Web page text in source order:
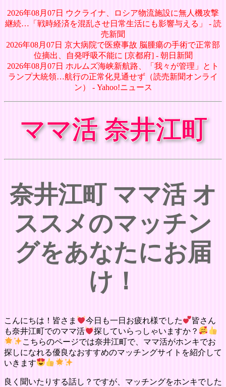
2026年08月07日 ウクライナ、ロシア物流施設に無人機攻撃
継続…「戦時経済を混乱させ日常生活にも影響与える」 - 読
売新聞
2026年08月07日 京大病院で医療事故 脳腫瘍の手術で正常部
位摘出、自発呼吸不能に [京都府] - 朝日新聞
2026年08月07日 ホルムズ海峡新航路、「我々が管理」とト
ランプ大統領…航行の正常化見通せず（読売新聞オンライ
ン） - Yahoo!ニュース
ママ活 奈井江町
奈井江町 ママ活 オ
ススメのマッチン
グをあなたにお届
け！
こんにちは！皆さま 今日も一日お疲れ様でした
皆さん
も奈井江町でのママ活
探していらっしゃいますか？
こちらのページでは奈井江町で、ママ活がホンキでお
探しになれる優良なおすすめのマッチングサイトを紹介して
いきます
良く聞いたりする話し？ですが、マッチングをホンキでした